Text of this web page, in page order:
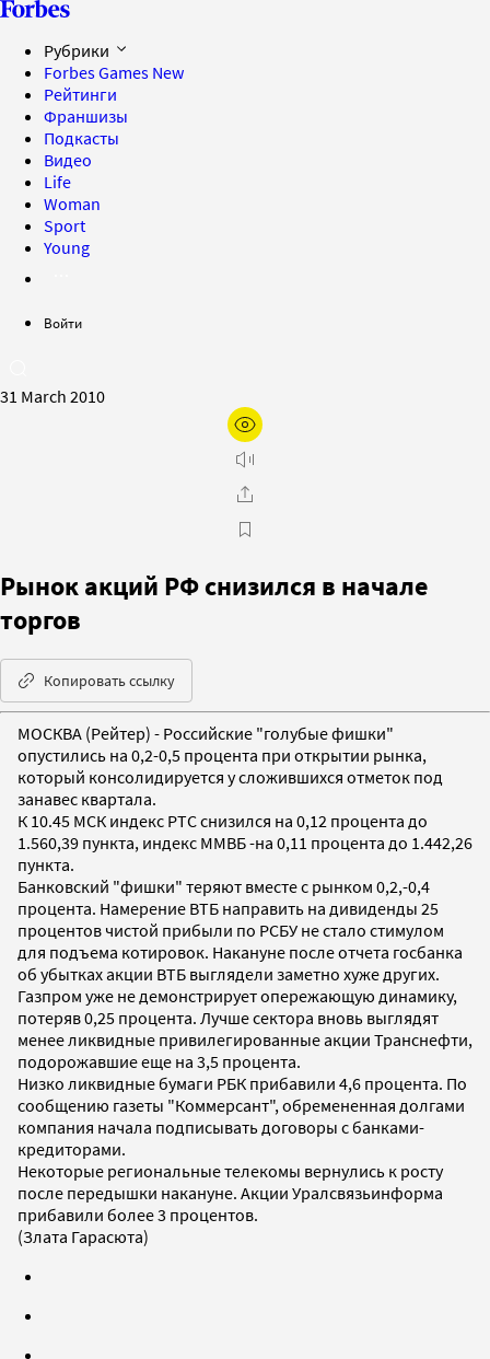
Рубрики
Forbes Games New
Рейтинги
Франшизы
Подкасты
Видео
Life
Woman
Sport
Young
Войти
31 March 2010
Рынок акций РФ снизился в начале
торгов
Копировать ссылку
МОСКВА (Рейтер) - Российские "голубые фишки"
опустились на 0,2-0,5 процента при открытии рынка,
который консолидируется у сложившихся отметок под
занавес квартала.
К 10.45 МСК индекс РТС снизился на 0,12 процента до
1.560,39 пункта, индекс ММВБ -на 0,11 процента до 1.442,26
пункта.
Банковский "фишки" теряют вместе с рынком 0,2,-0,4
процента. Намерение ВТБ направить на дивиденды 25
процентов чистой прибыли по РСБУ не стало стимулом
для подъема котировок. Накануне после отчета госбанка
об убытках акции ВТБ выглядели заметно хуже других.
Газпром уже не демонстрирует опережающую динамику,
потеряв 0,25 процента. Лучше сектора вновь выглядят
менее ликвидные привилегированные акции Транснефти,
подорожавшие еще на 3,5 процента.
Низко ликвидные бумаги РБК прибавили 4,6 процента. По
сообщению газеты "Коммерсант", обремененная долгами
компания начала подписывать договоры с банками-
кредиторами.
Некоторые региональные телекомы вернулись к росту
после передышки накануне. Акции Уралсвязьинформа
прибавили более 3 процентов.
(Злата Гарасюта)